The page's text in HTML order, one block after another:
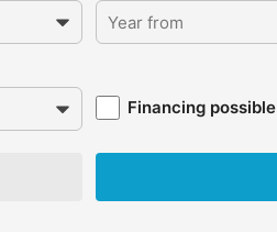
Financing possible